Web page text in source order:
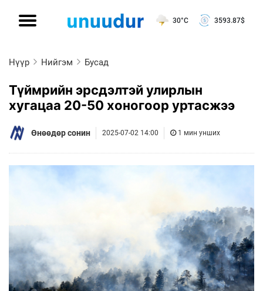
30°C 3593.87$
Нүүр Нийгэм Бусад
Түймрийн эрсдэлтэй улирлын
хугацаа 20-50 хоногоор уртасжээ
Өнөөдөр сонин 2025-07-02 14:00 1 мин унших